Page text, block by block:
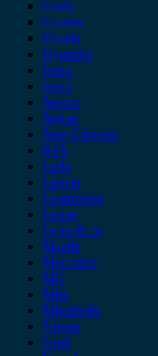
Geely
Gonow
Honda
Hyundai
Isuzu
iveco
Jaecoo
Jaguar
Jeep Chrysler
KIA
Lada
Lancia
Leapmotor
Lexus
Lynk & co
Mazda
Mercedes
MG
Mini
Mitsubishi
Nissan
Opel